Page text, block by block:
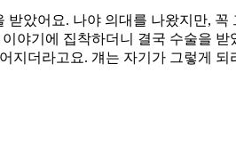
았어요. 나야 의대를 나왔지만,
야기에 집착하더니 결국 수술을
더라고요. 걔는 자기가 그렇게